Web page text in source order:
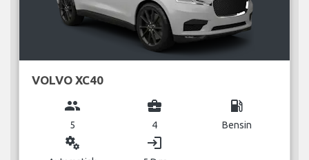
VOLVO XC40
group
5
business_center
4
local_gas_station
Bensin
miscellaneous_services login